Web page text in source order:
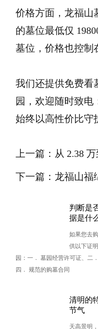
价格方面，龙福山
的墓位最低仅
墓位，价格也控制
我们还提供免费看
园，欢迎随时致电
始终以高性价比守
上一篇：从 2.38
下一篇：龙福山福
判断是
据是什
如果您去
供以下证
园：一． 墓园经营许可证、二
四． 规范的购墓合同
清明的
节气
天高景明